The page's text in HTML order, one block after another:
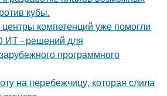
кубы.
компетенций уже помогли
ИТ - решений для
программного
на перебежчицу, которая слила